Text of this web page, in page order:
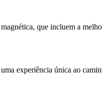
que incluem a
experiência única ao